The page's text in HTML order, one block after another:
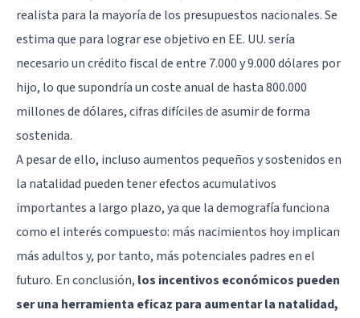
realista para la mayoría de los presupuestos nacionales. Se
estima que para lograr ese objetivo en EE. UU. sería
necesario un crédito fiscal de entre 7.000 y 9.000 dólares por
hijo, lo que supondría un coste anual de hasta 800.000
millones de dólares, cifras difíciles de asumir de forma
sostenida.
A pesar de ello, incluso aumentos pequeños y sostenidos en
la natalidad pueden tener efectos acumulativos
importantes a largo plazo, ya que la demografía funciona
como el interés compuesto: más nacimientos hoy implican
más adultos y, por tanto, más potenciales padres en el
futuro. En conclusión, los incentivos económicos pueden
ser una herramienta eficaz para aumentar la natalidad,